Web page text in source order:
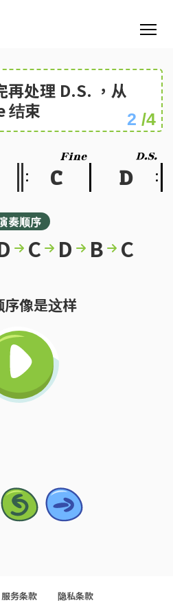
再处理 D.S. ，从
结束 2 /4
C D
奏顺序
C D B C
序像是这样
服务条款 隐私条款